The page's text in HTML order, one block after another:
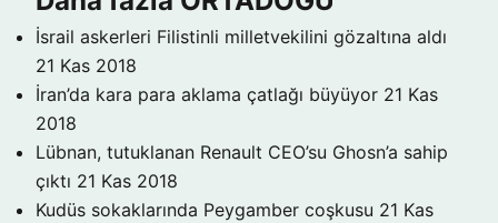
İsrail askerleri Filistinli milletvekilini gözaltına aldı
21 Kas 2018
İran’da kara para aklama çatlağı büyüyor 21 Kas
2018
Lübnan, tutuklanan Renault CEO’su Ghosn’a sahip
çıktı 21 Kas 2018
Kudüs sokaklarında Peygamber coşkusu 21 Kas